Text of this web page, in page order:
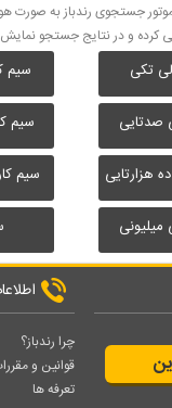
جستجوی رندباز به صورت
کرده و در نتایج جستجو
تکی سیم
صدتایی سیم
هزارتایی سیم
چرا رندباز؟
قوانین و
تعرفه ها